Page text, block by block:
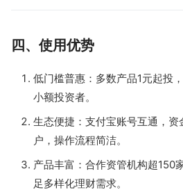
四、使用优势
低门槛普惠：多数产品1元起投
小额投资者。
生态便捷：支付宝账号互通，
户，操作流程简洁。
产品丰富：合作资管机构超150
足多样化理财需求。